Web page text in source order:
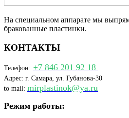
На специальном аппарате мы
бракованные пластинки.
КОНТАКТЫ
Телефон: +7 846 201 92 18
Адрес: г. Самара, ул. Губанова-30
to mail: mirplastinok@ya.ru
Режим работы: